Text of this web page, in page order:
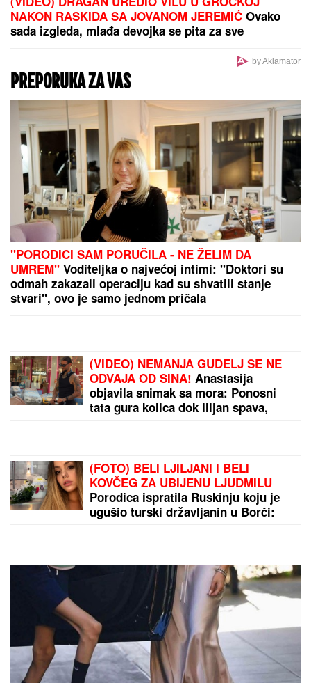
"NISAM HTEO DA UČESTVUJEM U
Srpski muzičar otkrio zašto
je napustio "Zvezde Granda": "Svađe
su iscenirane, žiri je bitniji od
takmičara"
MINA NAUMOVIĆ PROGOVORILA O
PREVARI!
Žena Ognjena Amidžića